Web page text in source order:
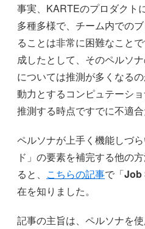
事実、KARTEのプロダクト
多種多様で、チーム内での
ることは非常に困難なこと
成したとして、そのペルソ
については推測が多くなる
動力とするコンピュテーシ
推測する時点ですでに不適合
ペルソナが上手く機能しづ
ド」の要素を補完する他の
ると、 こちらの記事で「Job
在を知りました。
記事の主旨は、ペルソナを